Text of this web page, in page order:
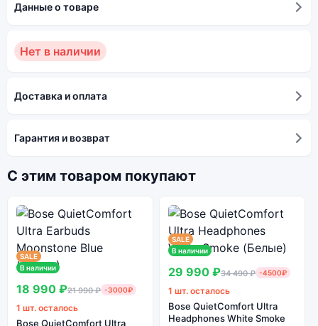
Данные о товаре
Нет в наличии
Доставка и оплата
Гарантия и возврат
С этим товаром покупают
SALE
В наличии
18 990 ₽21 990 ₽ -3000₽
1 шт. осталось
Bose QuietComfort Ultra
SALE
В наличии
29 990 ₽34 490 ₽ -4500₽
1 шт. осталось
Bose QuietComfort Ultra
Headphones White Smoke